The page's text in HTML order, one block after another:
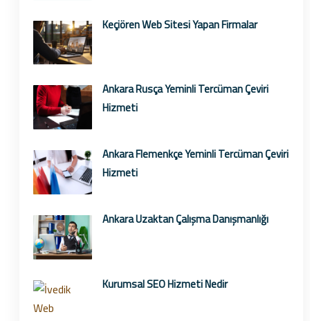
Keçiören Web Sitesi Yapan Firmalar
Ankara Rusça Yeminli Tercüman Çeviri
Hizmeti
Ankara Flemenkçe Yeminli Tercüman Çeviri
Hizmeti
Ankara Uzaktan Çalışma Danışmanlığı
Kurumsal SEO Hizmeti Nedir